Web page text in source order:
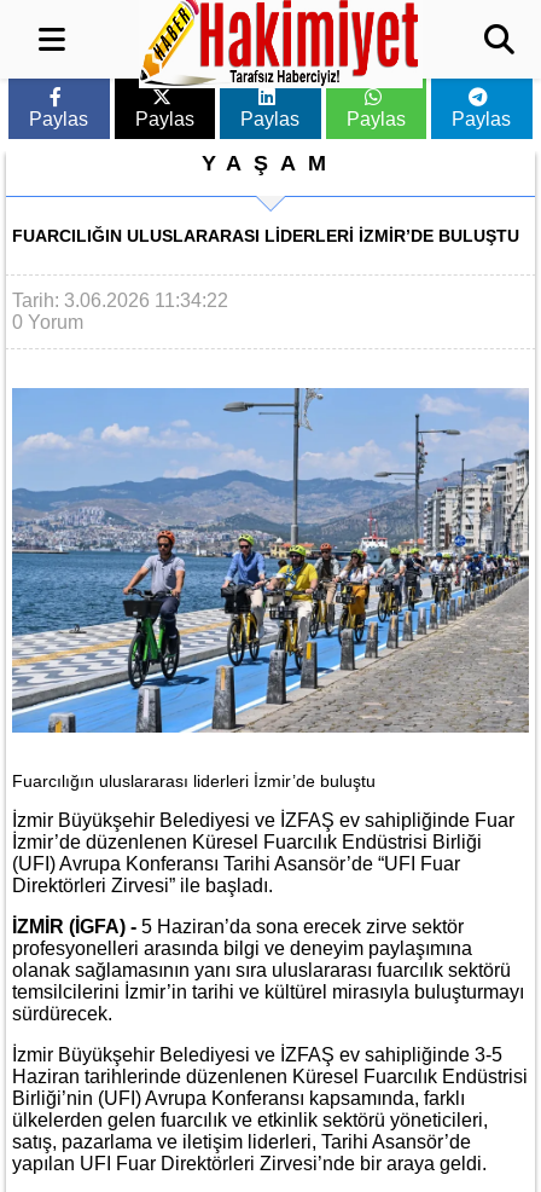
Paylas Paylas Paylas Paylas Paylas
YAŞAM
FUARCILIĞIN ULUSLARARASI LIDERLERI İZMIR’DE BULUŞTU
Tarih: 3.06.2026 11:34:22
0 Yorum
Fuarcılığın uluslararası liderleri İzmir’de buluştu
İzmir Büyükşehir Belediyesi ve İZFAŞ ev sahipliğinde Fuar
İzmir’de düzenlenen Küresel Fuarcılık Endüstrisi Birliği
(UFI) Avrupa Konferansı Tarihi Asansör’de “UFI Fuar
Direktörleri Zirvesi” ile başladı.
İZMİR (İGFA) - 5 Haziran’da sona erecek zirve sektör
profesyonelleri arasında bilgi ve deneyim paylaşımına
olanak sağlamasının yanı sıra uluslararası fuarcılık sektörü
temsilcilerini İzmir’in tarihi ve kültürel mirasıyla buluşturmayı
sürdürecek.
İzmir Büyükşehir Belediyesi ve İZFAŞ ev sahipliğinde 3-5
Haziran tarihlerinde düzenlenen Küresel Fuarcılık Endüstrisi
Birliği’nin (UFI) Avrupa Konferansı kapsamında, farklı
ülkelerden gelen fuarcılık ve etkinlik sektörü yöneticileri,
satış, pazarlama ve iletişim liderleri, Tarihi Asansör’de
yapılan UFI Fuar Direktörleri Zirvesi’nde bir araya geldi.